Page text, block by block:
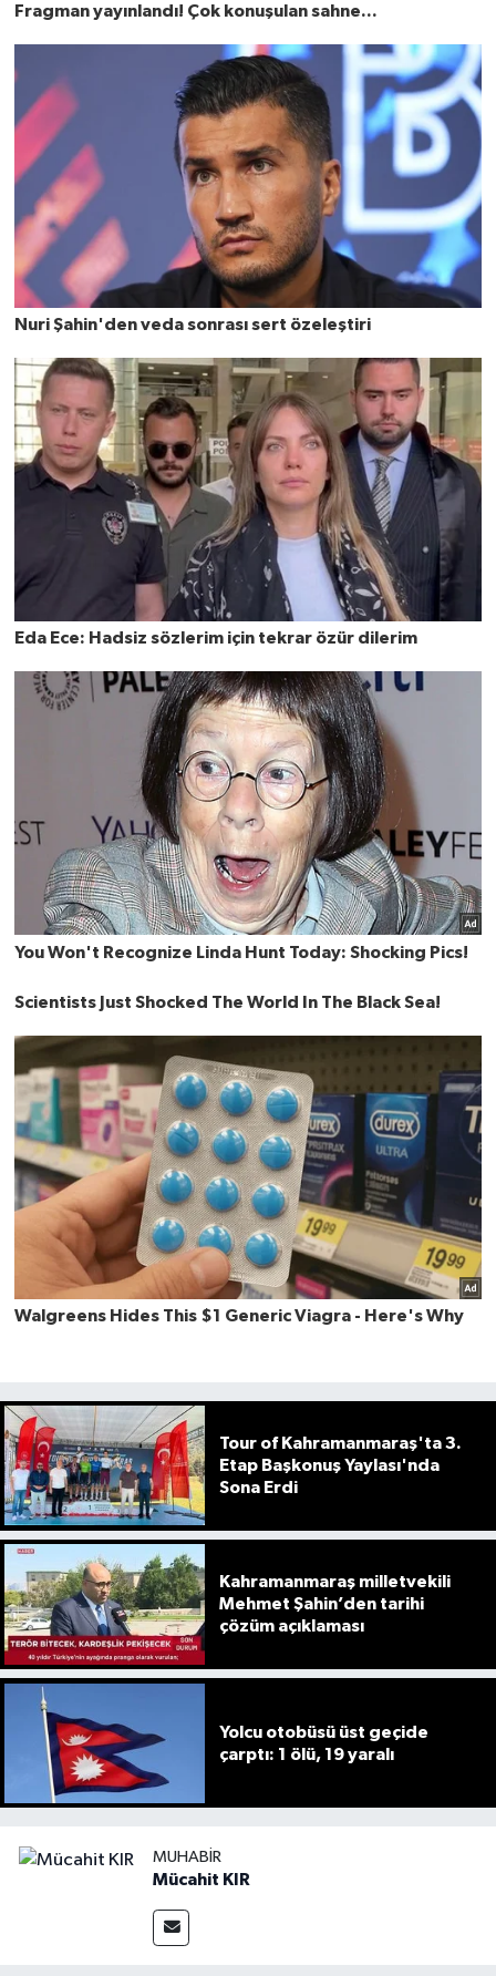
Tour of Kahramanmaraş'ta 3.
Etap Başkonuş Yaylası'nda
Sona Erdi
Kahramanmaraş milletvekili
Mehmet Şahin’den tarihi
çözüm açıklaması
Yolcu otobüsü üst geçide
çarptı: 1 ölü, 19 yaralı
MUHABIR
Mücahit KIR